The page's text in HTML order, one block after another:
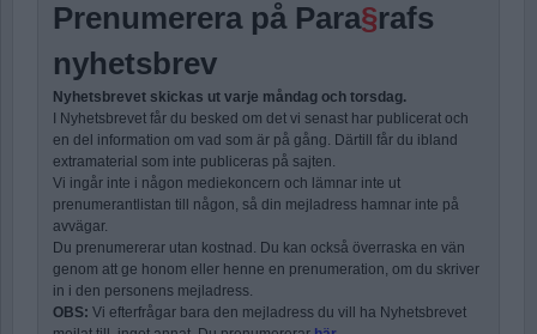
Prenumerera på Para§rafs
nyhetsbrev
Nyhetsbrevet skickas ut varje måndag och torsdag.
I Nyhetsbrevet får du besked om det vi senast har publicerat och
en del information om vad som är på gång. Därtill får du ibland
extramaterial som inte publiceras på sajten.
Vi ingår inte i någon mediekoncern och lämnar inte ut
prenumerantlistan till någon, så din mejladress hamnar inte på
avvägar.
Du prenumererar utan kostnad. Du kan också överraska en vän
genom att ge honom eller henne en prenumeration, om du skriver
in i den personens mejladress.
OBS: Vi efterfrågar bara den mejladress du vill ha Nyhetsbrevet